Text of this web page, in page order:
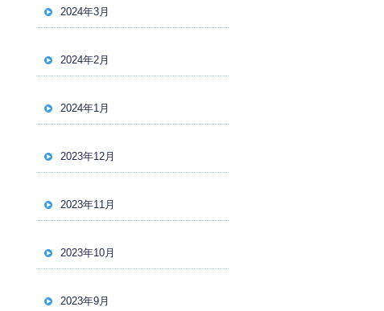
2024年3月
2024年2月
2024年1月
2023年12月
2023年11月
2023年10月
2023年9月